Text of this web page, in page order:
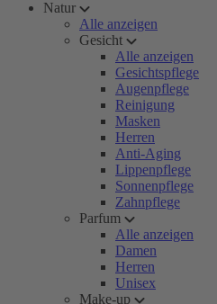
Natur
Alle anzeigen
Gesicht
Alle anzeigen
Gesichtspflege
Augenpflege
Reinigung
Masken
Herren
Anti-Aging
Lippenpflege
Sonnenpflege
Zahnpflege
Parfum
Alle anzeigen
Damen
Herren
Unisex
Make-up